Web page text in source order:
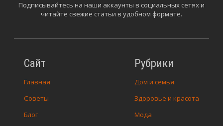
Сайт
Главная
Советы
Блог
Рубрики
Дом и семья
Здоровье и красота
Мода
Подписывайтесь на наши аккаунты в социальных сетях и
читайте свежие статьи в удобном формате.